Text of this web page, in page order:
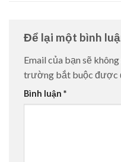
Để lại một bình
Email của bạn sẽ
trường bắt buộc được
Bình luận *